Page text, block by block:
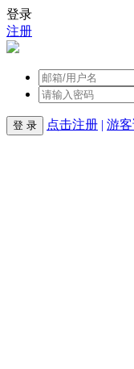
登录
注册
点击注册 | 游